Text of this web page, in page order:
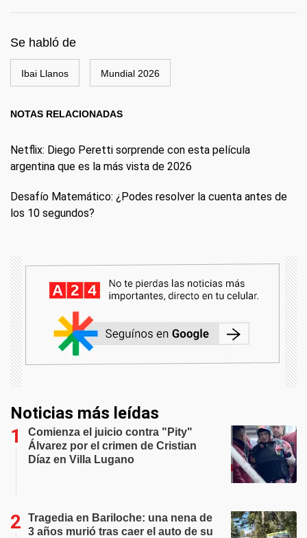
Se habló de
Ibai Llanos Mundial 2026
NOTAS RELACIONADAS
Netflix: Diego Peretti sorprende con esta película
argentina que es la más vista de 2026
Desafío Matemático: ¿Podes resolver la cuenta antes de
los 10 segundos?
Noticias más leídas
Comienza el juicio contra "Pity"
Álvarez por el crimen de Cristian
Díaz en Villa Lugano
Tragedia en Bariloche: una nena de
3 años murió tras caer el auto de su